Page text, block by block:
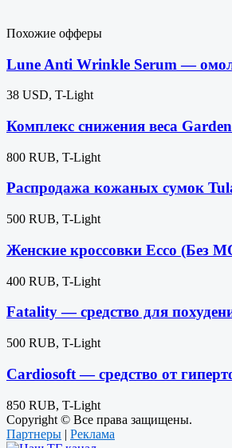
Похожие офферы
Lune Anti Wrinkle Serum —
38 USD, T-Light
Комплекс снижения веса
800 RUB, T-Light
Распродажа кожаных сумок
500 RUB, T-Light
Женские кроссовки Ecco
400 RUB, T-Light
Fatality — средство для
500 RUB, T-Light
Cardiosoft — средство от
850 RUB, T-Light
Copyright © Все права защищены.
Партнеры | Реклама